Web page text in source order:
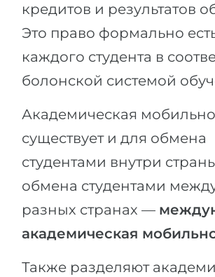
кредитов и результатов
Это право формально
каждого студента в
болонской системой
Академическая
существует и для обмена
студентами внутри
обмена студентами
разных странах —
академическая
Также разделяют